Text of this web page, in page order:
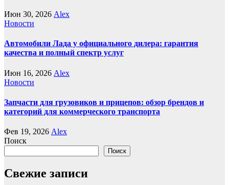
Июн 30, 2026 Alex
Новости
Автомобили Лада у официального дилера: гарантия
качества и полный спектр услуг
Июн 16, 2026 Alex
Новости
Запчасти для грузовиков и прицепов: обзор брендов и
категорий для коммерческого транспорта
Фев 19, 2026 Alex
Поиск
Поиск
Свежие записи